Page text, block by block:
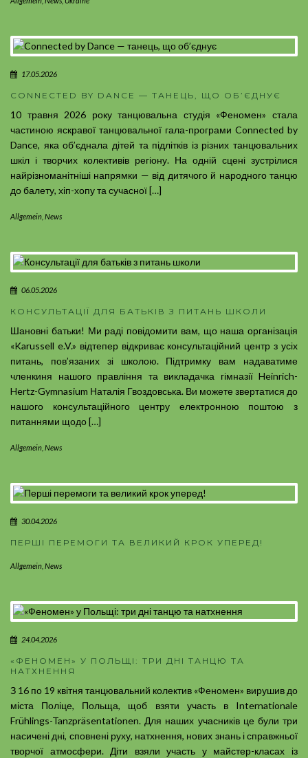
17.05.2026
CONNECTED BY DANCE — ТАНЕЦЬ, ЩО ОБ’ЄДНУЄ
10 травня 2026 року танцювальна студія «Феномен» стала
частиною яскравої танцювальної гала-програми Connected by
Dance, яка об’єднала дітей та підлітків із різних танцювальних
шкіл і творчих колективів регіону. На одній сцені зустрілися
найрізноманітніші напрямки — від дитячого й народного танцю
до балету, хіп-хопу та сучасної […]
Allgemein News
06.05.2026
КОНСУЛЬТАЦІЇ ДЛЯ БАТЬКІВ З ПИТАНЬ ШКОЛИ
Шановні батьки! Ми раді повідомити вам, що наша організація
«Karussell e.V.» відтепер відкриває консультаційний центр з усіх
питань, пов’язаних зі школою. Підтримку вам надаватиме
членкиня нашого правління та викладачка гімназії Heinrich-
Hertz-Gymnasium Наталія Гвоздовська. Ви можете звертатися до
нашого консультаційного центру електронною поштою з
питаннями щодо […]
Allgemein News
30.04.2026
ПЕРШІ ПЕРЕМОГИ ТА ВЕЛИКИЙ КРОК УПЕРЕД!
Allgemein News
24.04.2026
«ФЕНОМЕН» У ПОЛЬЩІ: ТРИ ДНІ ТАНЦЮ ТА
НАТХНЕННЯ
З 16 по 19 квітня танцювальний колектив «Феномен» вирушив до
міста Поліце, Польща, щоб взяти участь в Internationale
Frühlings-Tanzpräsentationen. Для наших учасників це були три
насичені дні, сповнені руху, натхнення, нових знань і справжньої
творчої атмосфери. Діти взяли участь у майстер-класах із